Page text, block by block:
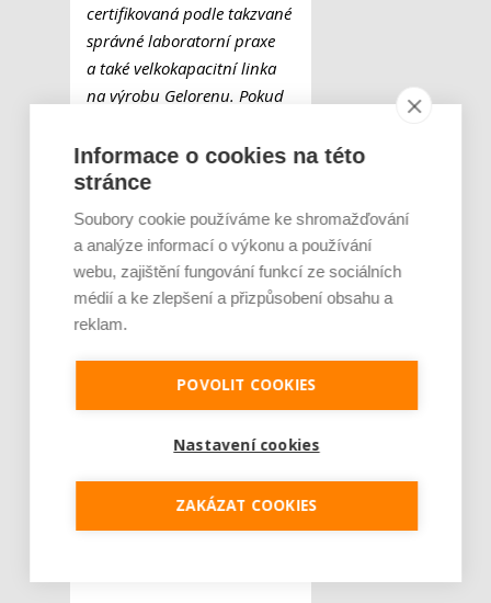
certifikovaná podle takzvané
správné laboratorní praxe
a také velkokapacitní linka
na výrobu Gelorenu. Pokud
být toto nové pracoviště do
konce letošního roku
Bubnová.
Tweet
ŠTÍTKY :
Contipro
kosmetický
pokles tržeb
Informace o cookies na této
stránce
Soubory cookie používáme ke shromažďování
a analýze informací o výkonu a používání
webu, zajištění fungování funkcí ze sociálních
médií a ke zlepšení a přizpůsobení obsahu a
reklam.
POVOLIT COOKIES
Nastavení cookies
ZAKÁZAT COOKIES